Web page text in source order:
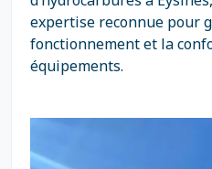
expertise reconnue pour
fonctionnement et la
équipements.